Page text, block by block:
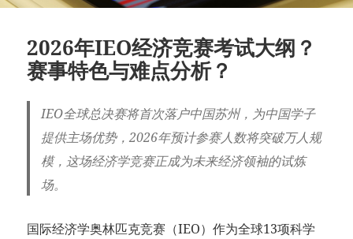
2026年IEO经济竞赛考试大纲？
赛事特色与难点分析？
IEO全球总决赛将首次落户中国苏州，为中国学子
提供主场优势，2026年预计参赛人数将突破万人规
模，这场经济学竞赛正成为未来经济领袖的试炼
场。
国际经济学奥林匹克竞赛（IEO）作为全球13项科学